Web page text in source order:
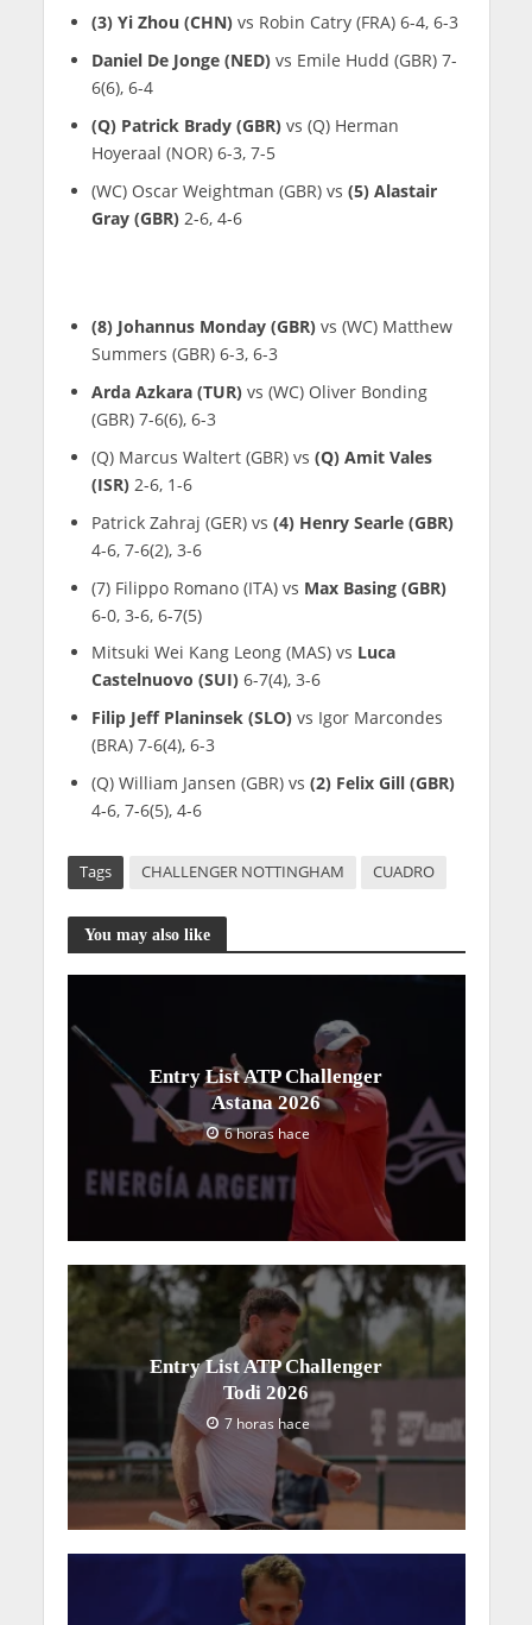
(3) Yi Zhou (CHN)vs Robin Catry (FRA) 6-4, 6-3
Daniel De Jonge (NED)vs Emile Hudd (GBR) 7-
6(6), 6-4
(Q) Patrick Brady (GBR)vs (Q) Herman
Hoyeraal (NOR) 6-3, 7-5
(WC) Oscar Weightman (GBR) vs (5) Alastair
Gray (GBR)2-6, 4-6
(8) Johannus Monday (GBR)vs (WC) Matthew
Summers (GBR) 6-3, 6-3
Arda Azkara (TUR)vs (WC) Oliver Bonding
(GBR) 7-6(6), 6-3
(Q) Marcus Waltert (GBR) vs (Q) Amit Vales
(ISR)2-6, 1-6
Patrick Zahraj (GER) vs (4) Henry Searle (GBR)
4-6, 7-6(2), 3-6
(7) Filippo Romano (ITA) vs Max Basing (GBR)
6-0, 3-6, 6-7(5)
Mitsuki Wei Kang Leong (MAS) vs Luca
Castelnuovo (SUI)6-7(4), 3-6
Filip Jeff Planinsek (SLO)vs Igor Marcondes
(BRA) 7-6(4), 6-3
(Q) William Jansen (GBR) vs (2) Felix Gill (GBR)
4-6, 7-6(5), 4-6
Tags CHALLENGER NOTTINGHAM CUADRO
You may also like
Entry List ATP Challenger
Astana 2026
6 horas hace
Entry List ATP Challenger
Todi 2026
7 horas hace